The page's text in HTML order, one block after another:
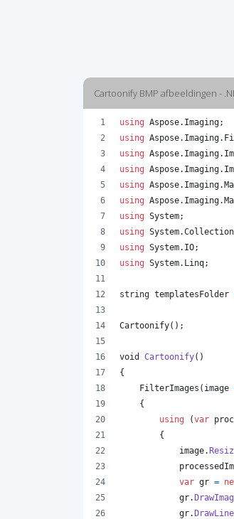
Cartoonify BMP afbeeldingen -
using Aspose. Imaging;
using Aspose. Imaging.
using Aspose. Imaging.
using Aspose. Imaging.
using Aspose. Imaging.
using Aspose. Imaging.
using System;
using System.
using System. IO;
using System. Linq;
string templatesFolder
Cartoonify( ) ;
void Cartoonify( )
{
FilterImages ( image
{
using
(var
{
image.
var gr =
gr.
gr. DrawLine